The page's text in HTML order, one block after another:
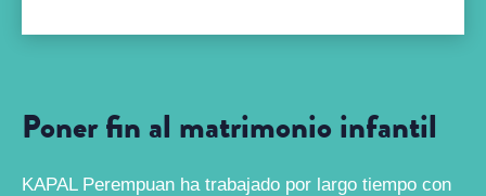
Poner fin al matrimonio infantil
KAPAL Perempuan ha trabajado por largo tiempo con